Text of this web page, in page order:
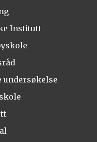
Institutt
undersøkelse